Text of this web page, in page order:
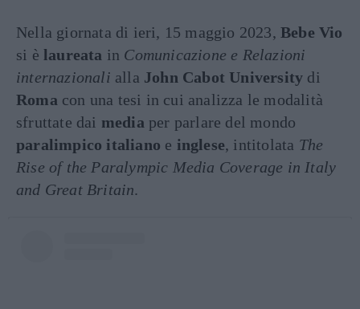
Nella giornata di ieri, 15 maggio 2023, Bebe Vio
si è laureata in Comunicazione e Relazioni
internazionali alla John Cabot University di
Roma con una tesi in cui analizza le modalità
sfruttate dai media per parlare del mondo
paralimpico italiano e inglese, intitolata The
Rise of the Paralympic Media Coverage in Italy
and Great Britain.